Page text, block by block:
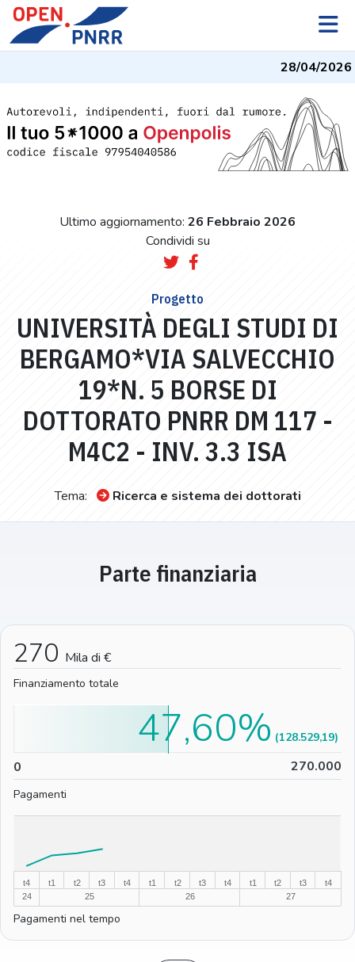
28/04/2026-
Ultimo aggiornamento: 26 Febbraio 2026
Condividi su
Progetto
UNIVERSITÀ DEGLI STUDI DI
BERGAMO*VIA SALVECCHIO
19*N. 5 BORSE DI
DOTTORATO PNRR DM 117 -
M4C2 - INV. 3.3 ISA
Tema: Ricerca e sistema dei dottorati
Parte finanziaria
270 Mila di €
Finanziamento totale
0 270.000
47,60% (128.529,19)
Pagamenti
t4
24
t1
25
t2 t3 t4
t1
26
t2 t3 t4
t1
27
t2 t3 t4
Pagamenti nel tempo